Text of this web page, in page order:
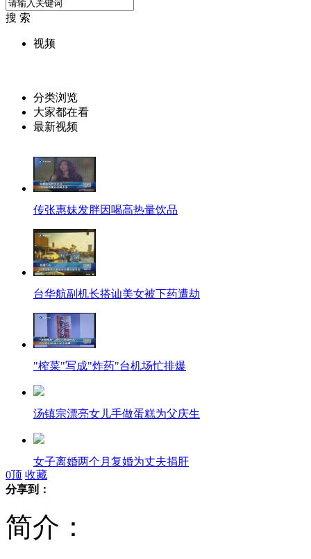
搜 索
视频
分类浏览
大家都在看
最新视频
传张惠妹发胖因喝高热量饮品
台华航副机长搭讪美女被下药遭劫
"榨菜"写成"炸药"台机场忙排爆
汤镇宗漂亮女儿手做蛋糕为父庆生
女子离婚两个月复婚为丈夫捐肝
0顶 收藏
分享到：
简介：